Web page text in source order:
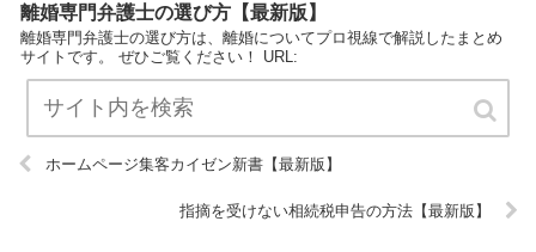
離婚専門弁護士の選び方【最新版】
離婚専門弁護士の選び方は、離婚についてプロ視線で解説したまとめ
サイトです。 ぜひご覧ください！ URL:
ホームページ集客カイゼン新書【最新版】
指摘を受けない相続税申告の方法【最新版】